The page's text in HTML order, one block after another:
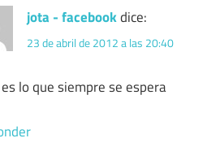
jota - facebookdice:
23 de abril de 2012 a las 20:40
lo que siempre se espera